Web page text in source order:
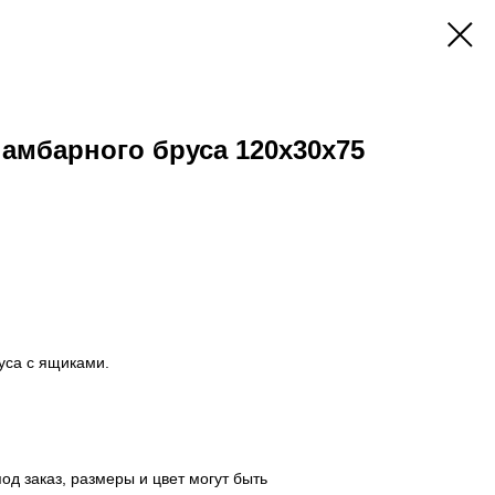
бруса 120х30х75
с ящиками.
заказ, размеры и цвет могут быть